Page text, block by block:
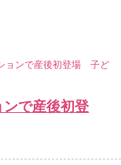
ョンで産後初登場 子ど
で産後初登